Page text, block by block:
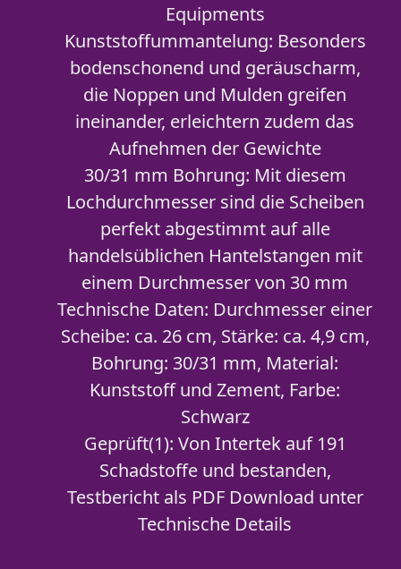
Equipments
Kunststoffummantelung: Besonders
bodenschonend und geräuscharm,
die Noppen und Mulden greifen
ineinander, erleichtern zudem das
Aufnehmen der Gewichte
30/31 mm Bohrung: Mit diesem
Lochdurchmesser sind die Scheiben
perfekt abgestimmt auf alle
handelsüblichen Hantelstangen mit
einem Durchmesser von 30 mm
Technische Daten: Durchmesser einer
Scheibe: ca. 26 cm, Stärke: ca. 4,9 cm,
Bohrung: 30/31 mm, Material:
Kunststoff und Zement, Farbe:
Schwarz
Geprüft(1): Von Intertek auf 191
Schadstoffe und bestanden,
Testbericht als PDF Download unter
Technische Details